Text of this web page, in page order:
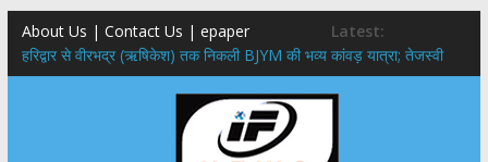
About Us | Contact Us | epaper
Latest:
​हरिद्वार से वीरभद्र (ऋषिकेश) तक निकली BJYM की भव्य कांवड़ यात्रा; तेजस्वी
सूर्या ने की देश व प्रदेशवासियों के कल्याण की कामना
नंदा की चौकी पुल हादसा: PWD के EE, AE और JE निलंबित, सीएम धामी के निर्देश
मुख्यमंत्री ने 9 लाख 87 हजार17 पेंशन लाभार्थियों को कुल 146 करोड़ 32 लाख